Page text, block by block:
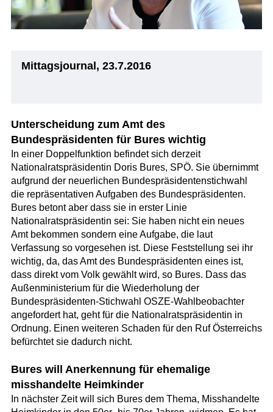
Mittagsjournal, 23.7.2016
Unterscheidung zum Amt des
Bundespräsidenten für Bures wichtig
In einer Doppelfunktion befindet sich derzeit
Nationalratspräsidentin Doris Bures, SPÖ. Sie übernimmt
aufgrund der neuerlichen Bundespräsidentenstichwahl
die repräsentativen Aufgaben des Bundespräsidenten.
Bures betont aber dass sie in erster Linie
Nationalratspräsidentin sei: Sie haben nicht ein neues
Amt bekommen sondern eine Aufgabe, die laut
Verfassung so vorgesehen ist. Diese Feststellung sei ihr
wichtig, da, das Amt des Bundespräsidenten eines ist,
dass direkt vom Volk gewählt wird, so Bures. Dass das
Außenministerium für die Wiederholung der
Bundespräsidenten-Stichwahl OSZE-Wahlbeobachter
angefordert hat, geht für die Nationalratspräsidentin in
Ordnung. Einen weiteren Schaden für den Ruf Österreichs
befürchtet sie dadurch nicht.
Bures will Anerkennung für ehemalige
misshandelte Heimkinder
In nächster Zeit will sich Bures dem Thema, Misshandelte